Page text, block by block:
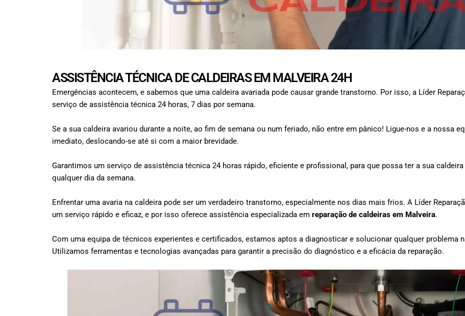
ASSISTÊNCIA TÉCNICA DE CALDEIRAS EM MALVEIRA 24H
Emergências acontecem, e sabemos que uma caldeira avariada pode causar grande transtorno. Por isso, a Líder
serviço de assistência técnica 24 horas, 7 dias por semana.
Se a sua caldeira avariou durante a noite, ao fim de semana ou num feriado, não entre em pânico! Ligue-nos e a nossa
imediato, deslocando-se até si com a maior brevidade.
Garantimos um serviço de assistência técnica 24 horas rápido, eficiente e profissional, para que possa ter a sua
qualquer dia da semana.
Enfrentar uma avaria na caldeira pode ser um verdadeiro transtorno, especialmente nos dias mais frios. A Líder
um serviço rápido e eficaz, e por isso oferece assistência especializada em reparação de caldeiras em Malveira.
Com uma equipa de técnicos experientes e certificados, estamos aptos a diagnosticar e solucionar qualquer problema
Utilizamos ferramentas e tecnologias avançadas para garantir a precisão do diagnóstico e a eficácia da reparação.